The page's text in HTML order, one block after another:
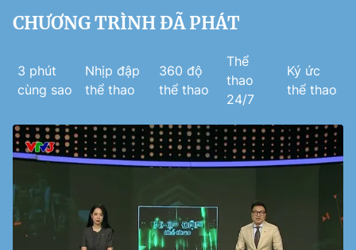
CHƯƠNG TRÌNH ĐÃ PHÁT
3 phút
cùng sao
Nhịp đập
thể thao
360 độ
thể thao
Thể
thao
24/7
Ký ức
thể thao